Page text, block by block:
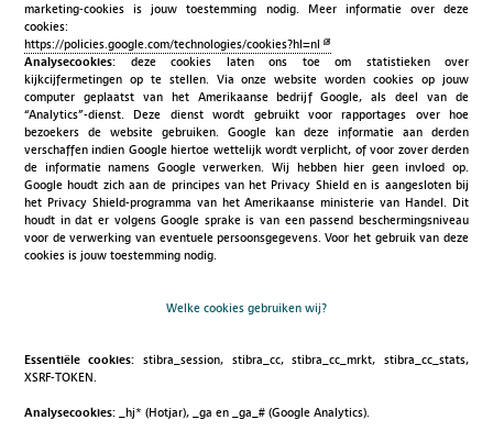
marketing-cookies is jouw toestemming nodig. Meer informatie over deze
cookies:
https://policies.google.com/technologies/cookies?hl=nl
Analysecookies: deze cookies laten ons toe om statistieken over
kijkcijfermetingen op te stellen. Via onze website worden cookies op jouw
computer geplaatst van het Amerikaanse bedrijf Google, als deel van de
“Analytics”-dienst. Deze dienst wordt gebruikt voor rapportages over hoe
bezoekers de website gebruiken. Google kan deze informatie aan derden
verschaffen indien Google hiertoe wettelijk wordt verplicht, of voor zover derden
de informatie namens Google verwerken. Wij hebben hier geen invloed op.
Google houdt zich aan de principes van het Privacy Shield en is aangesloten bij
het Privacy Shield-programma van het Amerikaanse ministerie van Handel. Dit
houdt in dat er volgens Google sprake is van een passend beschermingsniveau
voor de verwerking van eventuele persoonsgegevens. Voor het gebruik van deze
cookies is jouw toestemming nodig.
Welke cookies gebruiken wij?
Essentiële cookies: stibra_session, stibra_cc, stibra_cc_mrkt, stibra_cc_stats,
XSRF-TOKEN.
Analysecookies: _hj* (Hotjar), _ga en _ga_# (Google Analytics).